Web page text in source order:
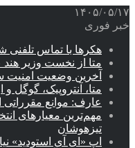
۱۴۰۵/۰۵/۱۷
خبر فوری
هکرها با تماس
متا از نخست وزیر
آخرین وضعیت امنیت
متا، آنتروپیک، گوگل
عارف: موانع مقرراتی
مهم‌ترین معیارهای
تیزهوشان
اپ «ای آی استودید»